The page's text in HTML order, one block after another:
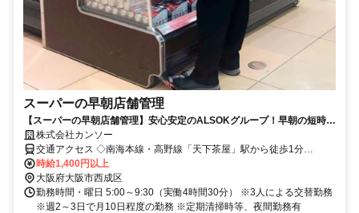
スーパーの早朝店舗管理
【スーパーの早朝店舗管理】安心安定のALSOKグループ！早朝の短時
間！株式会社カンソー
交通アクセス ◇南海本線・高野線「天下茶屋」駅から徒歩1分
◇Osaka Metro 堺筋線「天下茶屋」駅から徒歩1分 ◇Osaka Metro 四
つ橋線「岸里」駅から徒歩5分
時給1,400円以上
大阪府大阪市西成区
勤務時間・曜日 5:00～9:30（実働4時間30分） ※3人による交替勤務
※週2～3日で月10日程度の勤務 ※定期清掃時等、夜間勤務有